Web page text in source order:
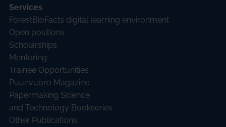
Services
ForestBioFacts digital learning environment
Open positions
Scholarships
Mentoring
Trainee Opportunities
Puunvuoro Magazine
Papermaking Science
and Technology Bookseries
Other Publications